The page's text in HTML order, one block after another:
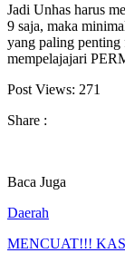
Jadi Unhas harus
9 saja, maka
yang paling penting
mempelajajari
Post Views: 271
Share :
Baca Juga
Daerah
MENCUAT!!!